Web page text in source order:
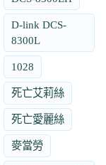
D-link DCS-
8300L
1028
死亡艾莉絲
死亡愛麗絲
麥當勞